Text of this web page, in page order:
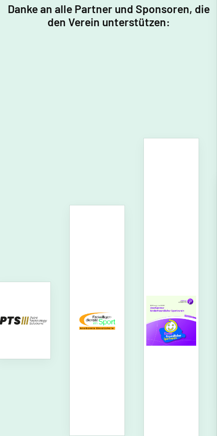
Danke an alle Partner und Sponsoren, die
den Verein unterstützen: